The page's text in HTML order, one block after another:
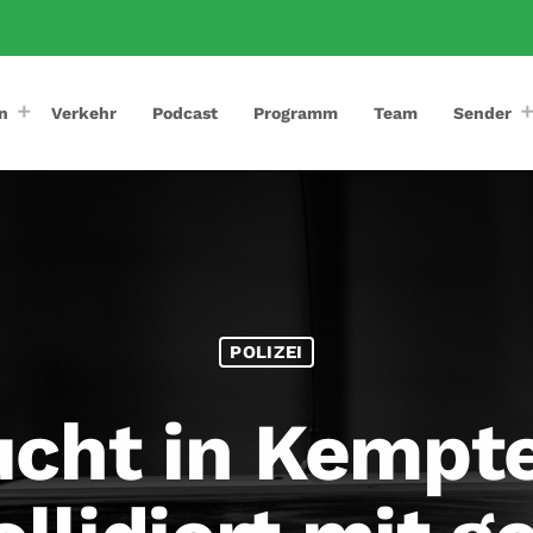
Verkehr Podcast Programm Team Sender
POLIZEI
in